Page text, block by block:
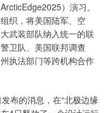
）演习。
织，将美国陆军、空
武装部队纳入统一的联
卫队、美国联邦调查
执法部门等跨机构合作
布的消息，在“北极边缘